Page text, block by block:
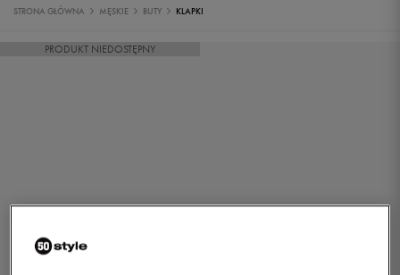
STRONA GŁÓWNA MĘSKIE BUTY KLAPKI
PRODUKT NIEDOSTĘPNY